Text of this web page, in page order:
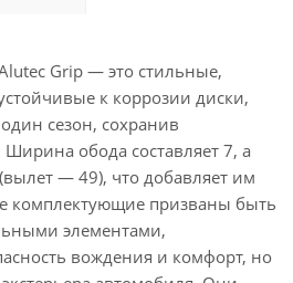
Grip — это стильные,
к коррозии диски,
сезон, сохранив
обода составляет 7, а
— 49), что добавляет им
комплектующие призваны быть
элементами,
вождения и комфорт, но